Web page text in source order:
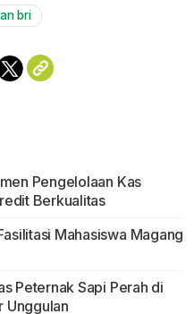
bri
Pengelolaan Kas
Berkualitas
Mahasiswa Magang
Peternak Sapi Perah di
Unggulan